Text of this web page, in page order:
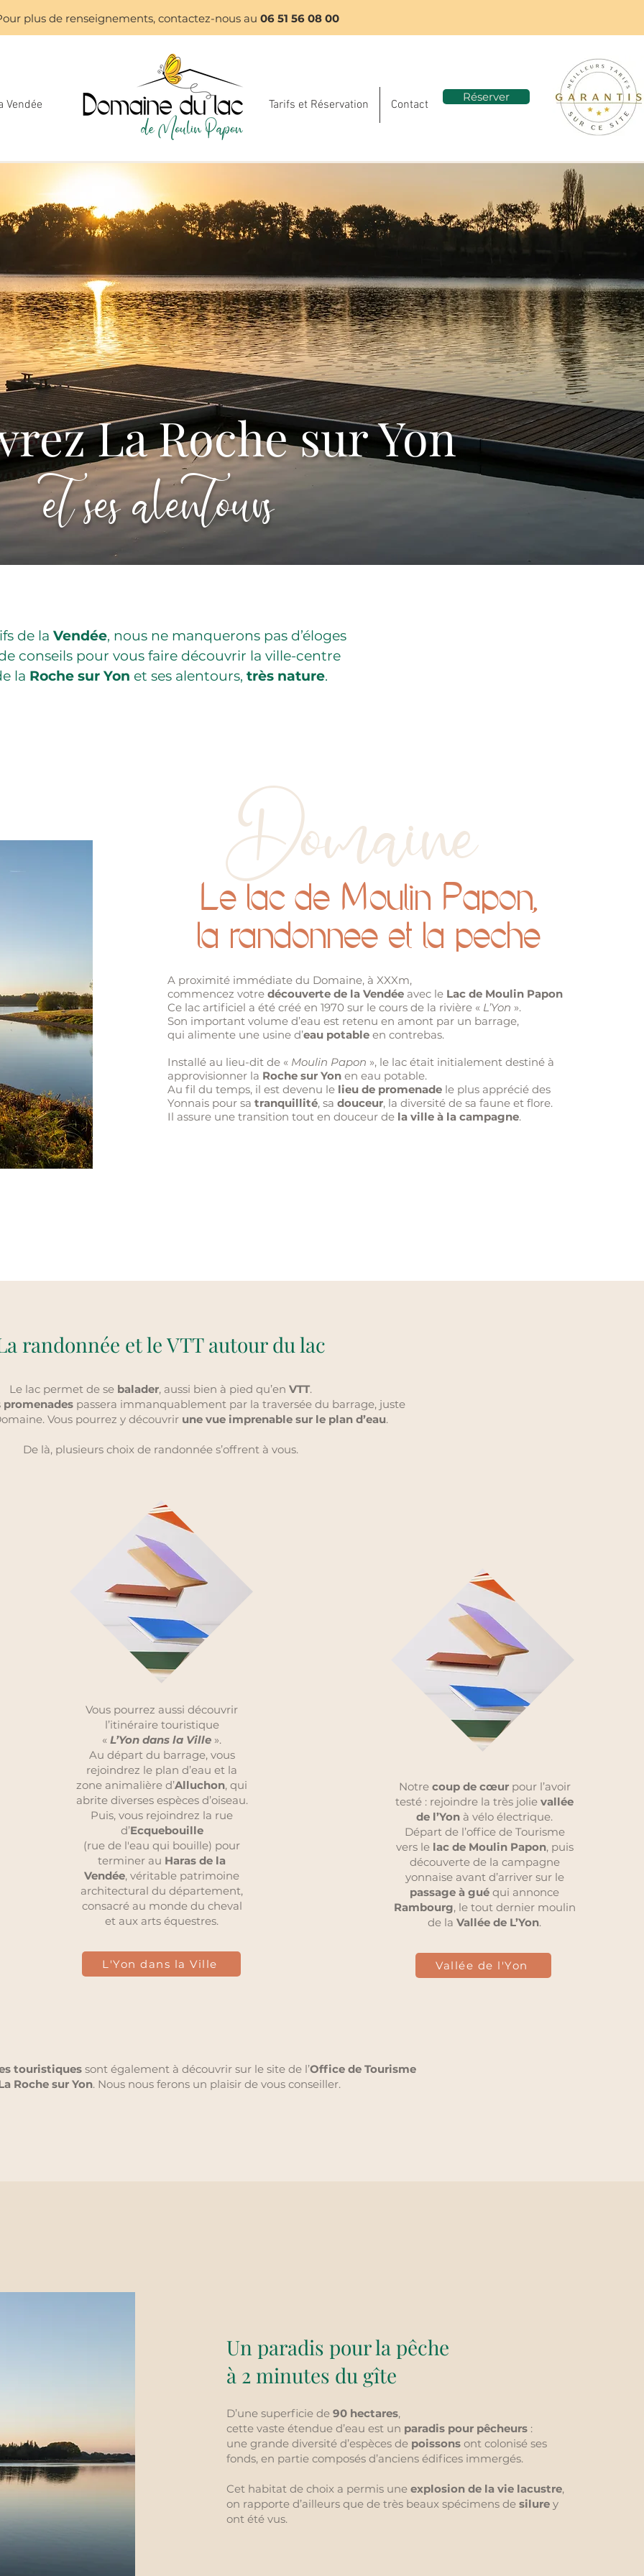
plus de renseignements, contactez-nous au 06 51 56 08 00
Vendée Tarifs et Réservation Contact
Réserver
La Roche sur Yon
et ses alentours
de la Vendée, nous ne manquerons pas d’éloges
conseils pour vous faire découvrir la ville-centre
la Roche sur Yon et ses alentours, très nature.
Domaine
Le lac de Moulin Papon,
la randonnée et la pêche
A proximité immédiate du Domaine, à XXXm,
commencez votredécouverte de la Vendée avec le Lac de Moulin Papon
Ce lac artificiel a été créé en 1970 sur le cours de la rivière « L’Yon ».
Son important volume d’eau est retenu en amont par un barrage,
qui alimente une usine d’eau potable en contrebas.
Installé au lieu-dit de « Moulin Papon », le lac était initialement destiné à
approvisionner la Roche sur Yon en eau potable.
Au fil du temps, il est devenu le lieu de promenade le plus apprécié des
Yonnais pour satranquillité, sadouceur, la diversité de sa faune et flore.
Il assure une transition tout en douceur de la ville à la campagne.
randonnée et le VTT autour du lac
Le lac permet de se balader, aussi bien à pied qu’en VTT.
promenades passera immanquablement par la traversée du barrage, juste
Vous pourrez y découvrir une vue imprenable sur le plan d’eau.
De là, plusieurs choix de randonnée s’offrent à vous.
Vous pourrez aussi découvrir
l’itinéraire touristique
« L’Yon dans la Ville ».
Au départ du barrage, vous
rejoindrez le plan d’eau et la
zone animalière d’Alluchon, qui
abrite diverses espèces d’oiseau.
Puis, vous rejoindrez la rue
d’Ecquebouille
(rue de l'eau qui bouille) pour
terminer au Haras de la
Vendée, véritable patrimoine
architectural du département,
consacré au monde du cheval
et aux arts équestres.
L'Yon dans la Ville
Notre coup de cœurpour l’avoir
testé : rejoindre la très jolievallée
de l’Yon à vélo électrique.
Départ de l’office de Tourisme
vers le lac de Moulin Papon, puis
découverte de la campagne
yonnaise avant d’arriver sur le
passage à gué qui annonce
Rambourg, le tout dernier moulin
de laVallée de L’Yon.
Vallée de l'Yon
touristiquessont également à découvrir sur le site de l’Office de Tourisme
Roche sur Yon. Nous nous ferons un plaisir de vous conseiller.
Un paradis pour la pêche
à 2 minutes du gîte
D’une superficie de 90 hectares,
cette vaste étendue d’eau est un paradis pour pêcheurs :
une grande diversité d’espèces de poissons ont colonisé ses
fonds, en partie composés d’anciens édifices immergés.
Cet habitat de choix a permis une explosion de la vie lacustre,
on rapporte d’ailleurs que de très beaux spécimens de silure y
ont été vus.